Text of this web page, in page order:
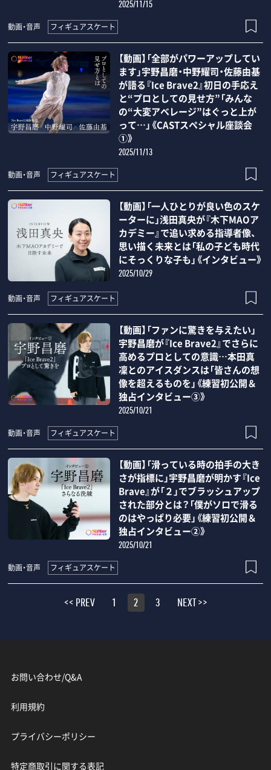
2025/11/15
動画・音声 フィギュアスケート
【動画】「全部がパワーアップしてい
ます」宇野昌磨・中野耀司・佐藤由基
が語る『Ice Brave2』初日の手応え
と“プロとしての見せ方”「みんな
の“大変アベレージ”はぐっと上が
って…」《CASTスペシャル座談会
①》
2025/11/13
動画・音声 フィギュアスケート
【動画】「一人ひとりが良い色のスケ
ーターに」浅田真央が『木下MAOア
カデミー』で追い求める指導者像、
思い描く未来とは「私の子ども時代
にそっくりな子も」《インタビュー》
2025/10/29
動画・音声 フィギュアスケート
【動画】「ファンに驚きを与えたい」
宇野昌磨が『Ice Brave2』でさらに
高めるプロとしての意識…本田真
凜とのアイスダンスは「皆さんの想
像を超えるものを」《練習初公開＆
独占インタビュー③》
2025/10/21
動画・音声 フィギュアスケート
【動画】「滑っている時の拍手の大き
さが指標に」宇野昌磨が明かす『Ice
Brave』が「２」でブラッシュアップ
された部分とは？「僕がソロで滑る
のはやっぱり必要」《練習初公開＆
独占インタビュー②》
2025/10/21
動画・音声 フィギュアスケート
<< PREV 1 2 3 NEXT >>
お問い合わせ/Q&A
利用規約
プライバシーポリシー
特定商取引に関する表記